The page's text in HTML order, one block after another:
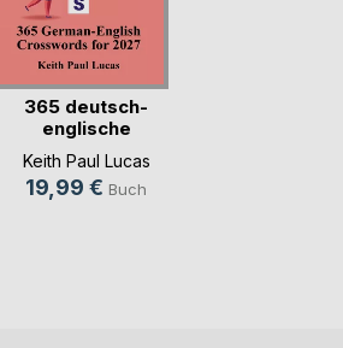
365 deutsch-
englische
Kreuzworträt(...)
Keith Paul Lucas
19,99 € Buch